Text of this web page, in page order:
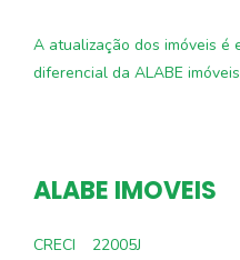
A atualização dos imóveis é
diferencial da ALABE imóveis
ALABE IMOVEIS
CRECI
22005J